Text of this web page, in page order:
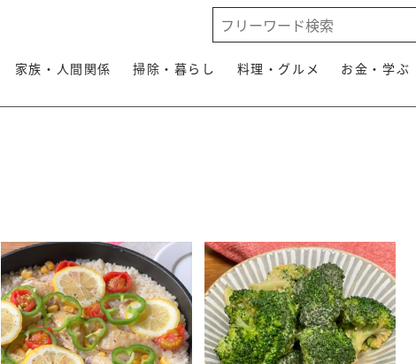
家族・人間関係 掃除・暮らし 料理・グルメ お金・学ぶ